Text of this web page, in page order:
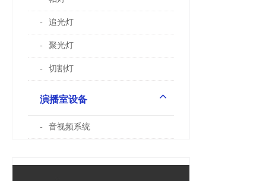
追光灯
聚光灯
切割灯
演播室设备
音视频系统